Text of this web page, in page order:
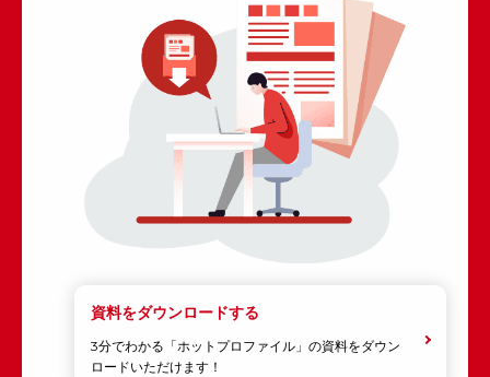
資料をダウンロードする
3分でわかる「ホットプロファイル」の資料をダウン
ロードいただけます！